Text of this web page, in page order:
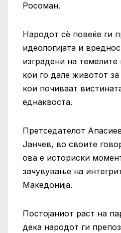
Росоман.
Народот сè повеќе ги
идеологијата и
изградени на
кои го дале животот
кои почиваат
еднаквоста.
Претседателот
Јанчев, во своите
ова е историски
зачувување на
Македонија.
Постојаниот раст на
дека народот ги